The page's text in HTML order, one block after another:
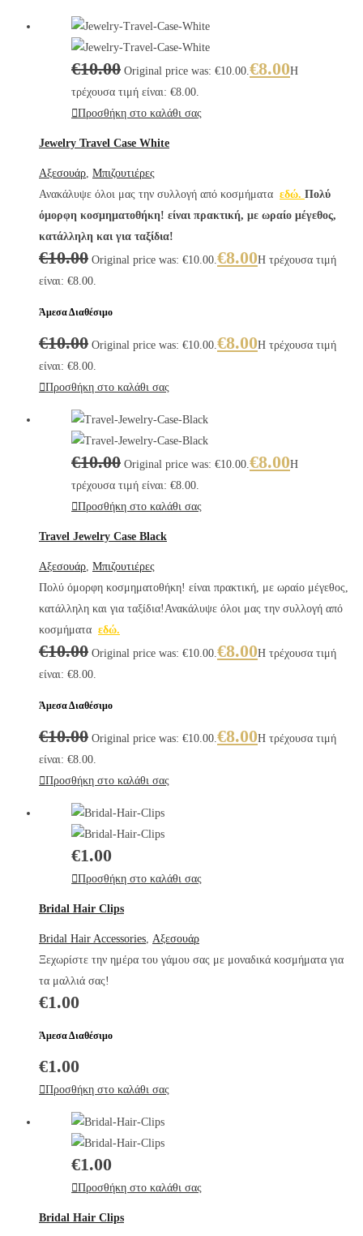
€10.00 Original price was: €10.00.€8.00Η
τρέχουσα τιμή είναι: €8.00.
Προσθήκη στο καλάθι σας
Jewelry Travel Case White
Αξεσουάρ, Μπιζουτιέρες
Ανακάλυψε όλοι μας την συλλογή από κοσμήματα εδώ. Πολύ
όμορφη κοσμηματοθήκη! είναι πρακτική, με ωραίο μέγεθος,
κατάλληλη και για ταξίδια!
€10.00 Original price was: €10.00.€8.00Η τρέχουσα τιμή
είναι: €8.00.
Άμεσα Διαθέσιμο
€10.00 Original price was: €10.00.€8.00Η τρέχουσα τιμή
είναι: €8.00.
Προσθήκη στο καλάθι σας
€10.00 Original price was: €10.00.€8.00Η
τρέχουσα τιμή είναι: €8.00.
Προσθήκη στο καλάθι σας
Travel Jewelry Case Black
Αξεσουάρ, Μπιζουτιέρες
Πολύ όμορφη κοσμηματοθήκη! είναι πρακτική, με ωραίο μέγεθος,
κατάλληλη και για ταξίδια!Ανακάλυψε όλοι μας την συλλογή από
κοσμήματα εδώ.
€10.00 Original price was: €10.00.€8.00Η τρέχουσα τιμή
είναι: €8.00.
Άμεσα Διαθέσιμο
€10.00 Original price was: €10.00.€8.00Η τρέχουσα τιμή
είναι: €8.00.
Προσθήκη στο καλάθι σας
€1.00
Προσθήκη στο καλάθι σας
Bridal Hair Clips
Bridal Hair Accessories, Αξεσουάρ
Ξεχωρίστε την ημέρα του γάμου σας με μοναδικά κοσμήματα για
τα μαλλιά σας!
€1.00
Άμεσα Διαθέσιμο
€1.00
Προσθήκη στο καλάθι σας
€1.00
Προσθήκη στο καλάθι σας
Bridal Hair Clips